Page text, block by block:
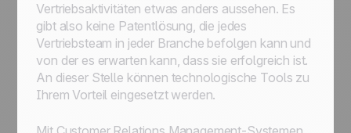
Vertriebsaktivitäten etwas anders aussehen. Es
gibt also keine Patentlösung, die jedes
Vertriebsteam in jeder Branche befolgen kann und
von der es erwarten kann, dass sie erfolgreich ist.
An dieser Stelle können technologische Tools zu
Ihrem Vorteil eingesetzt werden.